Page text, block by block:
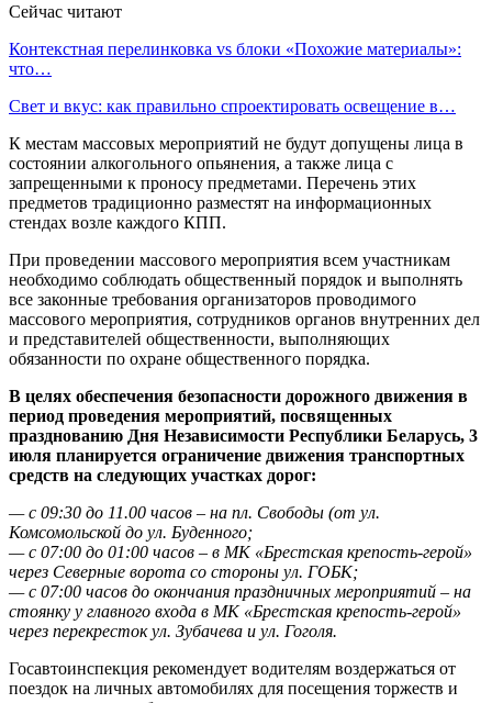
Сейчас читают
Контекстная перелинковка vs блоки «Похожие материалы»:
что…
Свет и вкус: как правильно спроектировать освещение в…
К местам массовых мероприятий не будут допущены лица в
состоянии алкогольного опьянения, а также лица с
запрещенными к проносу предметами. Перечень этих
предметов традиционно разместят на информационных
стендах возле каждого КПП.
При проведении массового мероприятия всем участникам
необходимо соблюдать общественный порядок и выполнять
все законные требования организаторов проводимого
массового мероприятия, сотрудников органов внутренних дел
и представителей общественности, выполняющих
обязанности по охране общественного порядка.
В целях обеспечения безопасности дорожного движения в
период проведения мероприятий, посвященных
празднованию Дня Независимости Республики Беларусь, 3
июля планируется ограничение движения транспортных
средств на следующих участках дорог:
— с 09:30 до 11.00 часов – на пл. Свободы (от ул.
Комсомольской до ул. Буденного;
— с 07:00 до 01:00 часов – в МК «Брестская крепость-герой»
через Северные ворота со стороны ул. ГОБК;
— с 07:00 часов до окончания праздничных мероприятий – на
стоянку у главного входа в МК «Брестская крепость-герой»
через перекресток ул. Зубачева и ул. Гоголя.
Госавтоинспекция рекомендует водителям воздержаться от
поездок на личных автомобилях для посещения торжеств и